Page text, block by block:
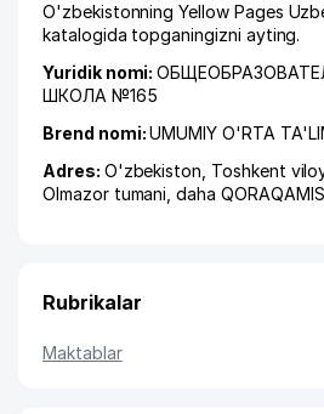
O'zbekistonning Yellow Pages
katalogida topganingizni ayting.
Yuridik nomi:
ШКОЛА №165
Brend nomi:UMUMIY O'RTA
Adres: O'zbekiston, Toshkent
Olmazor tumani ,daha
Rubrikalar
Maktablar